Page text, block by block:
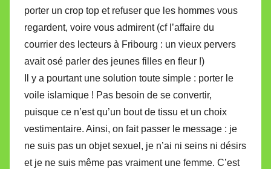
porter un crop top et refuser que les hommes vous
regardent, voire vous admirent (cf l’affaire du
courrier des lecteurs à Fribourg : un vieux pervers
avait osé parler des jeunes filles en fleur !)
Il y a pourtant une solution toute simple : porter le
voile islamique ! Pas besoin de se convertir,
puisque ce n’est qu’un bout de tissu et un choix
vestimentaire. Ainsi, on fait passer le message : je
ne suis pas un objet sexuel, je n’ai ni seins ni désirs
et je ne suis même pas vraiment une femme. C’est